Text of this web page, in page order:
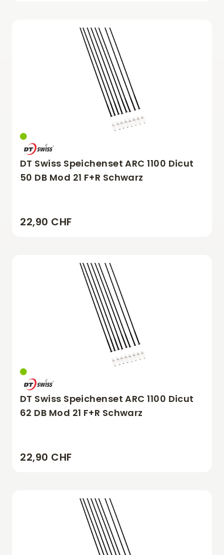
DT Swiss Speichenset ARC 1100 Dicut
50 DB Mod 21 F+R Schwarz
22,90 CHF
DT Swiss Speichenset ARC 1100 Dicut
62 DB Mod 21 F+R Schwarz
22,90 CHF